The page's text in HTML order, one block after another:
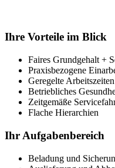
Ihre Vorteile im Blick
Faires Grundgehalt +
Praxisbezogene
Geregelte Arbeitszeiten
Betriebliches
Zeitgemäße
Flache Hierarchien
Ihr Aufgabenbereich
Beladung und